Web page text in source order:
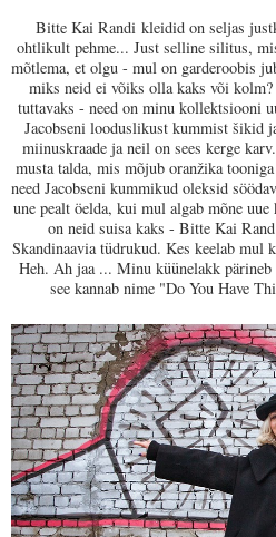
Bitte Kai Randi kleidid on seljas
ohtlikult pehme... Just selline silitus,
mõtlema, et olgu - mul on garderoobis
miks neid ei võiks olla kaks või kolm?
tuttavaks - need on minu kollektsiooni
Jacobseni looduslikust kummist šikid
miinuskraade ja neil on sees kerge
musta talda, mis mõjub oranžika
need Jacobseni kummikud oleksid
une pealt öelda, kui mul algab mõne
on neid suisa kaks - Bitte Kai
Skandinaavia tüdrukud. Kes keelab mul
Heh. Ah jaa ... Minu küünelakk
see kannab nime "Do You Have